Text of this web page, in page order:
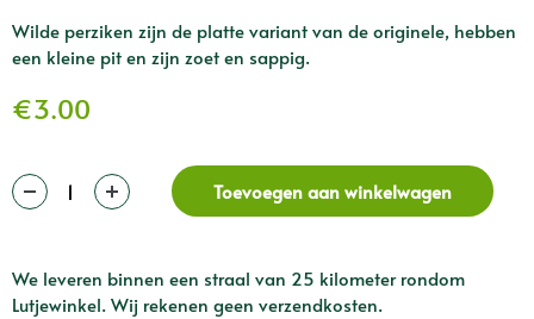
Wilde perziken zijn de platte variant van de originele, hebben
een kleine pit en zijn zoet en sappig.
€3.00
Toevoegen aan winkelwagen
We leveren binnen een straal van 25 kilometer rondom
Lutjewinkel. Wij rekenen geen verzendkosten.